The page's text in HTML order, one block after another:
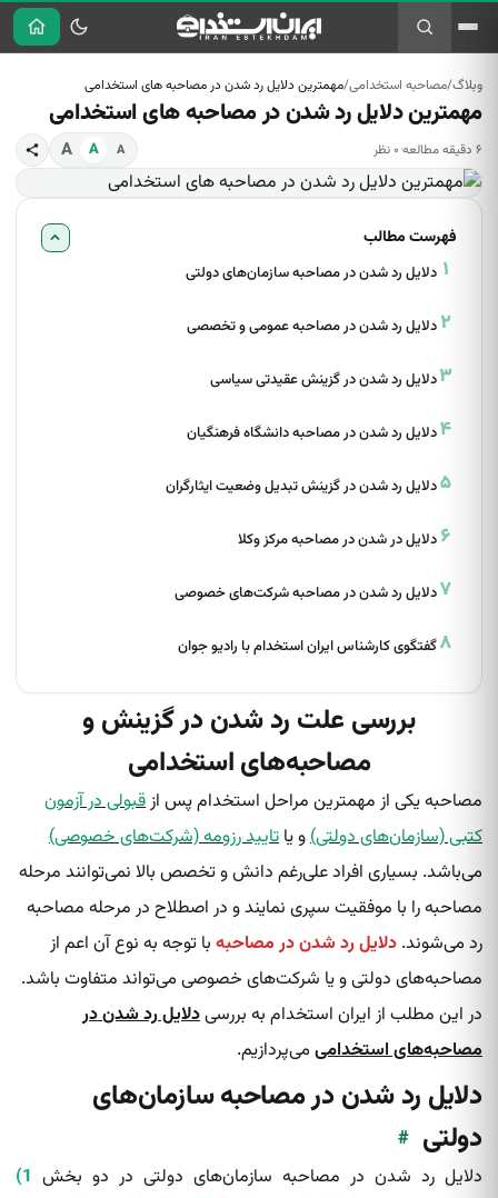
وبلاگ
تازه‌ها
استخدام دولتی
و آزمون‌ها
معرفی مشاغل
و رشته‌ها
قانون کار
راهنمای شغلی
راهنمایی شغلی
رزومه‌نویسی
استخدامی
معرفی و
آموزش
معرفی مشاغل
رشته‌های
تحصیلی
استخدام و
قوانین
استخدام دولتی
قانون کار
مشاهده آگهی‌های فعال در سایت اصلی ←
وبلاگ/مصاحبه استخدامی/مهمترین دلایل رد شدن در مصاحبه های استخدامی
مهمترین دلایل رد شدن در مصاحبه های استخدامی
۶ دقیقه مطالعه ·۰ نظر A
A
A
فهرست مطالب
دلایل رد شدن در مصاحبه سازمان‌های دولتی
دلایل رد شدن در مصاحبه عمومی و تخصصی
دلایل رد شدن در گزینش عقیدتی سیاسی
دلایل رد شدن در مصاحبه دانشگاه فرهنگیان
دلایل رد شدن در گزینش تبدیل وضعیت ایثارگران
دلایل در شدن در مصاحبه مرکز وکلا
دلایل رد شدن در مصاحبه شرکت‌های خصوصی
گفتگوی کارشناس ایران استخدام با رادیو جوان
بررسی علت رد شدن در گزینش و
مصاحبه‌های استخدامی
مصاحبه یکی از مهمترین مراحل استخدام پس ازقبولی در آزمون
کتبی (سازمان‌های دولتی)و یا تایید رزومه (شرکت‌های خصوصی)
می‌باشد. بسیاری افراد علی‌رغم دانش و تخصص بالا نمی‌توانند مرحله
مصاحبه را با موفقیت سپری نمایند و در اصطلاح در مرحله مصاحبه
رد می‌شوند. دلایل رد شدن در مصاحبه با توجه به نوع آن اعم از
مصاحبه‌های دولتی و یا شرکت‌های خصوصی می‌تواند متفاوت باشد.
در این مطلب از ایران استخدام به بررسیدلایل رد شدن در
مصاحبه‌های استخدامی می‌پردازیم.
دلایل رد شدن در مصاحبه سازمان‌های
دولتی #
دلایل رد شدن در مصاحبه سازمان‌های دولتی در دو بخش
1)